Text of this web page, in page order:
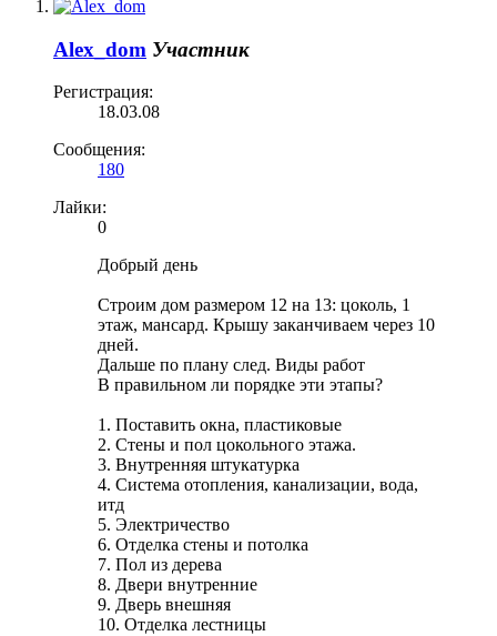
Alex_dom Участник
Регистрация:
18.03.08
Сообщения:
180
Лайки:
0
Добрый день
Строим дом размером 12 на 13: цоколь, 1
этаж, мансард. Крышу заканчиваем через 10
дней.
Дальше по плану след. Виды работ
В правильном ли порядке эти этапы?
1. Поставить окна, пластиковые
2. Стены и пол цокольного этажа.
3. Внутренняя штукатурка
4. Система отопления, канализации, вода,
итд
5. Электричество
6. Отделка стены и потолка
7. Пол из дерева
8. Двери внутренние
9. Дверь внешняя
10. Отделка лестницы